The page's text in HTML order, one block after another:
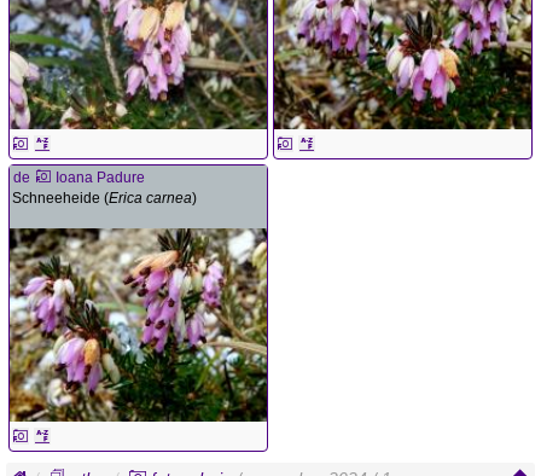
de
Ioana Padure
Schneeheide (Erica carnea)